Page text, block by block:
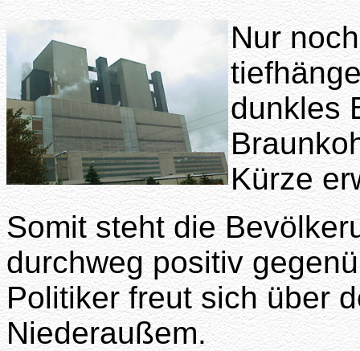
Nur
dunkles
Kürze
Somit steht die
durchweg positiv
Politiker freut sich über
Niederaußem.